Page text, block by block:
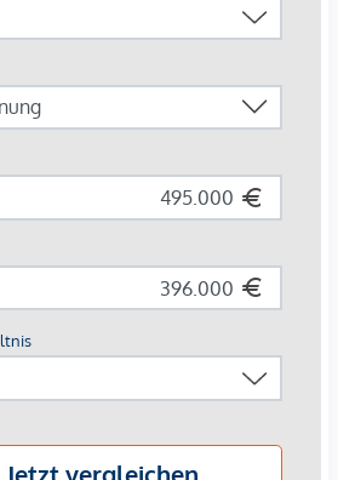
Beispiel fünf Zimmern möglich. Die
der Wohnungen erfüllt höchste
Straße 114 vereint die Vorzüge des
zahlreicher umliegender
dem Marchfeldkanal, der Donauinsel
umliegende Versorgung ist
es besteht eine exzellente
- mit welcher das Wiener
kurzer Zeit erreichbar ist.
diese straßenabgewandte,
m². Den zentralen Mittelpunkt